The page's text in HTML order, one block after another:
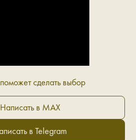
сделать выбор
Написать в MAX
в Telegram